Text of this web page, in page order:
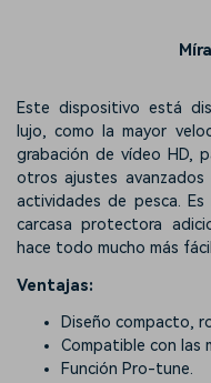
Este dispositivo está
lujo, como la mayor
grabación de vídeo HD,
otros ajustes
actividades de pesca.
carcasa protectora
hace todo mucho más
Ventajas:
Diseño compacto,
Compatible con las
Función Pro-tune.